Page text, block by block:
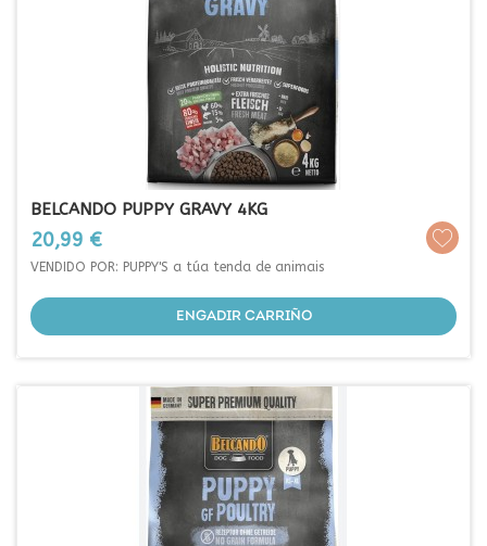
BELCANDO PUPPY GRAVY 4KG
Prezo
20,99 €
VENDIDO POR: PUPPY'S a túa tenda de animais
ENGADIR CARRIÑO